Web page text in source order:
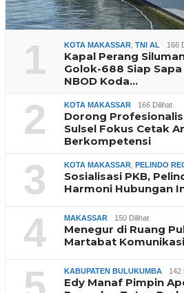
1 KOTA MAKASSAR TNI AL 166
Kapal Perang
Golok-688 Siap
NBOD Koda…
2 KOTA MAKASSAR 166 Dilihat
Dorong
Sulsel Fokus Cetak
Berkompetensi
3 KOTA MAKASSAR PELINDO
Sosialisasi PKB,
Harmoni Hubungan
4 MAKASSAR 150 Dilihat
Menegur di Ruang
Martabat
KABUPATEN BULUKUMBA 142
Edy Manaf Pimpin